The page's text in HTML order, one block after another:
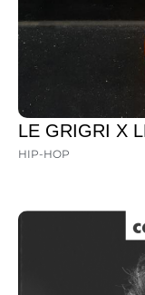
LE GRIGRI X
HIP-HOP